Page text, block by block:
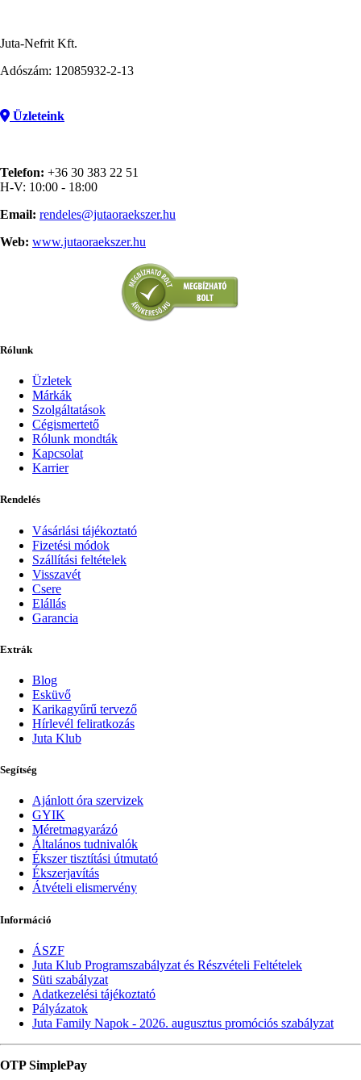
Juta-Nefrit Kft.
Adószám: 12085932-2-13
Üzleteink
Telefon: +36 30 383 22 51
H-V: 10:00 - 18:00
Email: rendeles@jutaoraekszer.hu
Web: www.jutaoraekszer.hu
Rólunk
Üzletek
Márkák
Szolgáltatások
Cégismertető
Rólunk mondták
Kapcsolat
Karrier
Rendelés
Vásárlási tájékoztató
Fizetési módok
Szállítási feltételek
Visszavét
Csere
Elállás
Garancia
Extrák
Blog
Esküvő
Karikagyűrű tervező
Hírlevél feliratkozás
Juta Klub
Segítség
Ajánlott óra szervizek
GYIK
Méretmagyarázó
Általános tudnivalók
Ékszer tisztítási útmutató
Ékszerjavítás
Átvételi elismervény
Információ
ÁSZF
Juta Klub Programszabályzat és Részvételi Feltételek
Süti szabályzat
Adatkezelési tájékoztató
Pályázatok
Juta Family Napok - 2026. augusztus promóciós szabályzat
OTP SimplePay